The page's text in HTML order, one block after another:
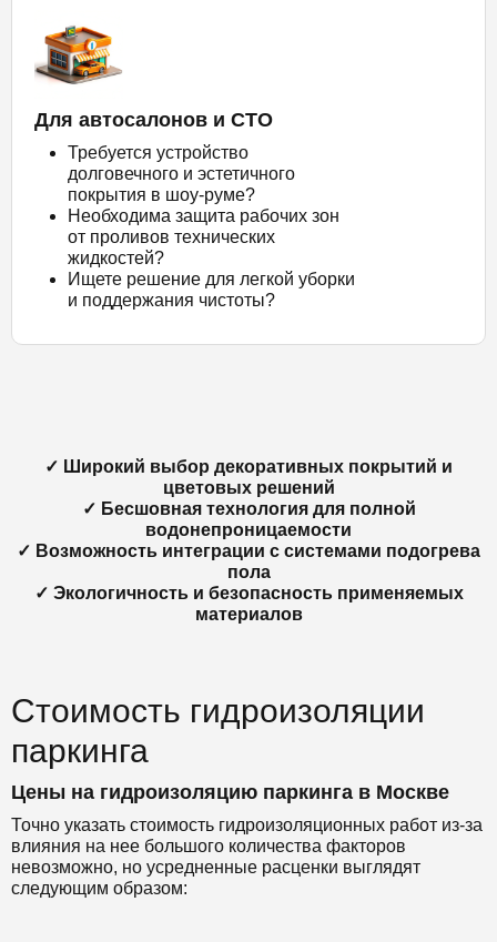
Для автосалонов и СТО
Требуется устройство
долговечного и эстетичного
покрытия в шоу-руме?
Необходима защита рабочих зон
от проливов технических
жидкостей?
Ищете решение для легкой уборки
и поддержания чистоты?
✓ Широкий выбор декоративных покрытий и
цветовых решений
✓ Бесшовная технология для полной
водонепроницаемости
✓ Возможность интеграции с системами подогрева
пола
✓ Экологичность и безопасность применяемых
материалов
Стоимость гидроизоляции
паркинга
Цены на гидроизоляцию паркинга в Москве
Точно указать стоимость гидроизоляционных работ из-за
влияния на нее большого количества факторов
невозможно, но усредненные расценки выглядят
следующим образом: